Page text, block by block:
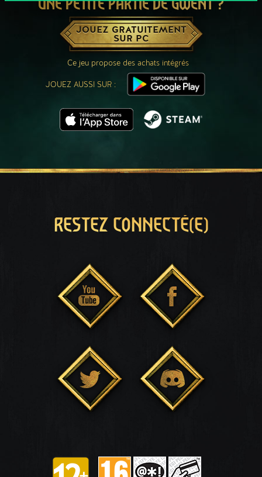
UNE PETITE PARTIE DE GWENT ?
JOUEZ GRATUITEMENT
SUR PC
Ce jeu propose des achats intégrés
JOUEZ AUSSI SUR :
RESTEZ CONNECTÉ(E)